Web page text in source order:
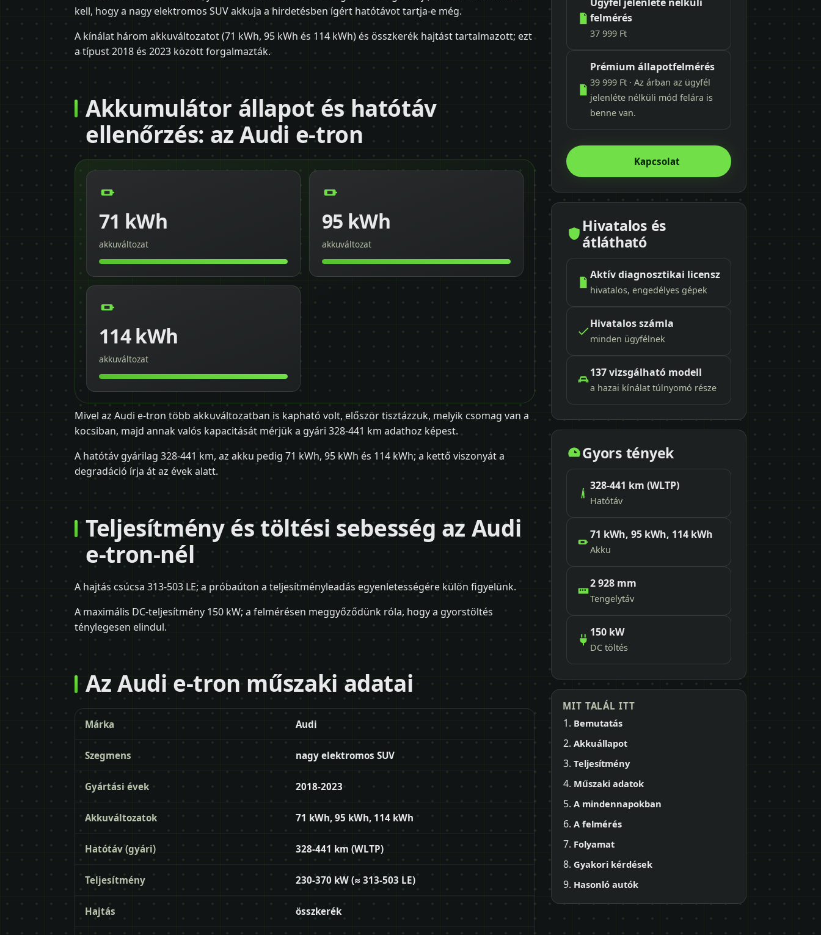
kell, hogy a nagy elektromos SUV akkuja a hirdetésben ígért hatótávot tartja-e még.
A kínálat három akkuváltozatot (71 kWh, 95 kWh és 114 kWh) és összkerék hajtást tartalmazott; ezt
a típust 2018 és 2023 között forgalmazták.
Akkumulátor állapot és hatótáv
ellenőrzés: az Audi e-tron
71 kWh
akkuváltozat
95 kWh
akkuváltozat
114 kWh
akkuváltozat
Mivel az Audi e-tron több akkuváltozatban is kapható volt, először tisztázzuk, melyik csomag van a
kocsiban, majd annak valós kapacitását mérjük a gyári 328-441 km adathoz képest.
A hatótáv gyárilag 328-441 km, az akku pedig 71 kWh, 95 kWh és 114 kWh; a kettő viszonyát a
degradáció írja át az évek alatt.
Teljesítmény és töltési sebesség az Audi
e-tron-nél
A hajtás csúcsa 313-503 LE; a próbaúton a teljesítményleadás egyenletességére külön figyelünk.
A maximális DC-teljesítmény 150 kW; a felmérésen meggyőződünk róla, hogy a gyorstöltés
ténylegesen elindul.
Az Audi e-tron műszaki adatai
Márka Audi
Szegmens nagy elektromos SUV
Gyártási évek 2018-2023
Akkuváltozatok 71 kWh, 95 kWh, 114 kWh
Hatótáv (gyári) 328-441 km (WLTP)
Teljesítmény 230-370 kW (≈ 313-503 LE)
Hajtás összkerék
felmérés
37 999 Ft
Prémium állapotfelmérés
39 999 Ft · Az árban az ügyfél
jelenléte nélküli mód felára is
benne van.
Kapcsolat
Hivatalos és
átlátható
Aktív diagnosztikai licensz
hivatalos, engedélyes gépek
Hivatalos számla
minden ügyfélnek
137 vizsgálható modell
a hazai kínálat túlnyomó része
Gyors tények
328-441 km (WLTP)
Hatótáv
71 kWh, 95 kWh, 114 kWh
Akku
2 928 mm
Tengelytáv
150 kW
DC töltés
MIT TALÁL ITT
Bemutatás
Akkuállapot
Teljesítmény
Műszaki adatok
A mindennapokban
A felmérés
Folyamat
Gyakori kérdések
Hasonló autók